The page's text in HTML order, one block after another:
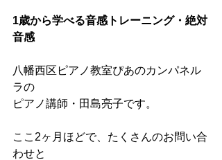
1歳から学べる音感トレーニング・絶対
音感
八幡西区ピアノ教室ぴあのカンパネル
ラの
ピアノ講師・田島亮子です。
ここ2ヶ月ほどで、たくさんのお問い合
わせと